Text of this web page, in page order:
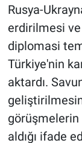
Rusya-
erdirilmesi ve
diplomasi
Türkiye'nin
aktardı.
görüşmelerin
aldığı ifade